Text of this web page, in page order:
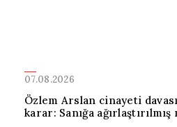
07.08.2026
Özlem Arslan cinayeti
karar: Sanığa